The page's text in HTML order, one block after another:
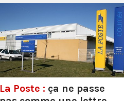
La Poste : ça ne passe